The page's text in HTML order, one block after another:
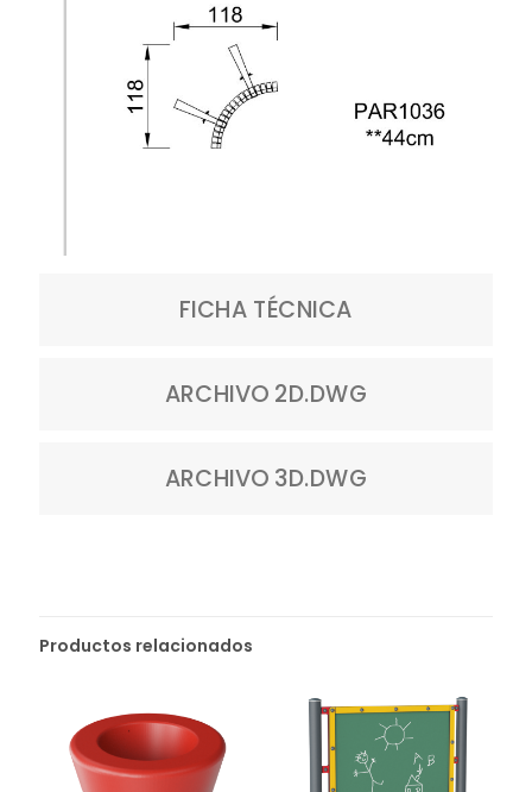
FICHA TÉCNICA
ARCHIVO 2D.DWG
ARCHIVO 3D.DWG
Productos relacionados